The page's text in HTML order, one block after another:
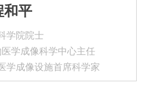
和平
学院院士
学成像科学中心主任
学成像设施首席科学家